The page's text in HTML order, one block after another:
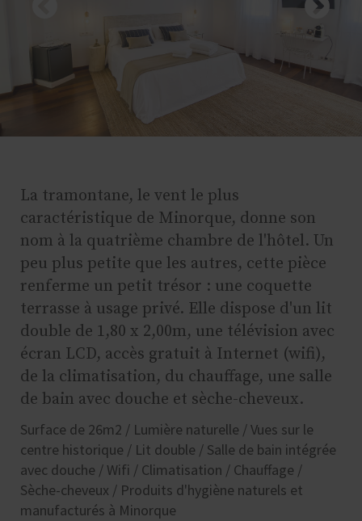
La tramontane, le vent le plus
caractéristique de Minorque, donne son
nom à la quatrième chambre de l'hôtel. Un
peu plus petite que les autres, cette pièce
renferme un petit trésor : une coquette
terrasse à usage privé. Elle dispose d'un lit
double de 1,80 x 2,00m, une télévision avec
écran LCD, accès gratuit à Internet (wifi),
de la climatisation, du chauffage, une salle
de bain avec douche et sèche-cheveux.
Surface de 26m2 / Lumière naturelle / Vues sur le
centre historique / Lit double / Salle de bain intégrée
avec douche / Wifi / Climatisation / Chauffage /
Sèche-cheveux / Produits d'hygiène naturels et
manufacturés à Minorque